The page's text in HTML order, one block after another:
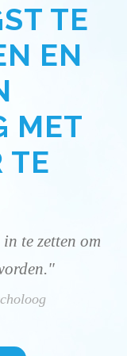
TE
EN
MET
TE
te zetten om